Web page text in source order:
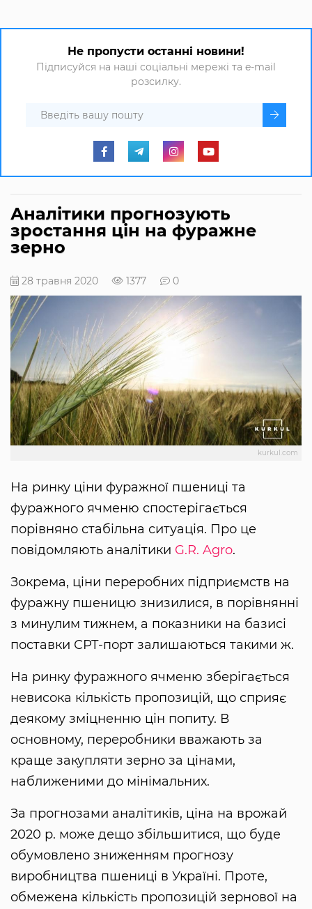
Не пропусти останні новини!
Підписуйся на наші соціальні мережі та e-mail
розсилку.
Аналітики прогнозують
зростання цін на фуражне
зерно
28 травня 2020 1377 0
kurkul.com
На ринку ціни фуражної пшениці та
фуражного ячменю спостерігається
порівняно стабільна ситуація. Про це
повідомляють аналітики G.R. Agro.
Зокрема, ціни переробних підприємств на
фуражну пшеницю знизилися, в порівнянні
з минулим тижнем, а показники на базисі
поставки СРТ-порт залишаються такими ж.
На ринку фуражного ячменю зберігається
невисока кількість пропозицій, що сприяє
деякому зміцненню цін попиту. В
основному, переробники вважають за
краще закупляти зерно за цінами,
наближеними до мінімальних.
За прогнозами аналітиків, ціна на врожай
2020 р. може дещо збільшитися, що буде
обумовлено зниженням прогнозу
виробництва пшениці в Україні. Проте,
обмежена кількість пропозицій зернової на